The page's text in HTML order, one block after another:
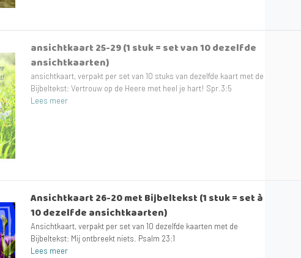
ansichtkaart 25-29 (1 stuk = set van 10 dezelfde
ansichtkaarten)
ansichtkaart, verpakt per set van 10 stuks van dezelfde kaart met de
Bijbeltekst: Vertrouw op de Heere met heel je hart! Spr.3:5
Lees meer
Ansichtkaart 26-20 met Bijbeltekst (1 stuk = set à
10 dezelfde ansichtkaarten)
Ansichtkaart, verpakt per set van 10 dezelfde kaarten met de
Bijbeltekst: Mij ontbreekt niets. Psalm 23:1
Lees meer